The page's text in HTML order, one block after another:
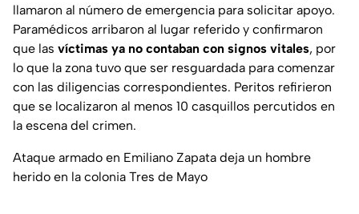
llamaron al número de emergencia para solicitar apoyo.
Paramédicos arribaron al lugar referido y confirmaron
que las víctimas ya no contaban con signos vitales, por
lo que la zona tuvo que ser resguardada para comenzar
con las diligencias correspondientes. Peritos refirieron
que se localizaron al menos 10 casquillos percutidos en
la escena del crimen.
Ataque armado en Emiliano Zapata deja un hombre
herido en la colonia Tres de Mayo